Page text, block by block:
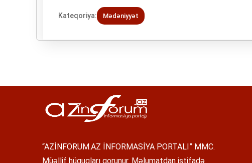
Kateqoriya: Mədəniyyət
“AZİNFORUM.AZ İNFORMASİYA PORTALI” MMC.
Müəllif hüquqları qorunur. Məlumatdan istifadə